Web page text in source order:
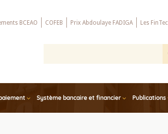
BCEAO COFEB Prix Abdoulaye FADIGA Les
Système bancaire et financier Publications